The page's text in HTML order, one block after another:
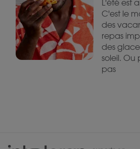
L'été est
C'est le
des
repas
des
soleil. Ou
pas